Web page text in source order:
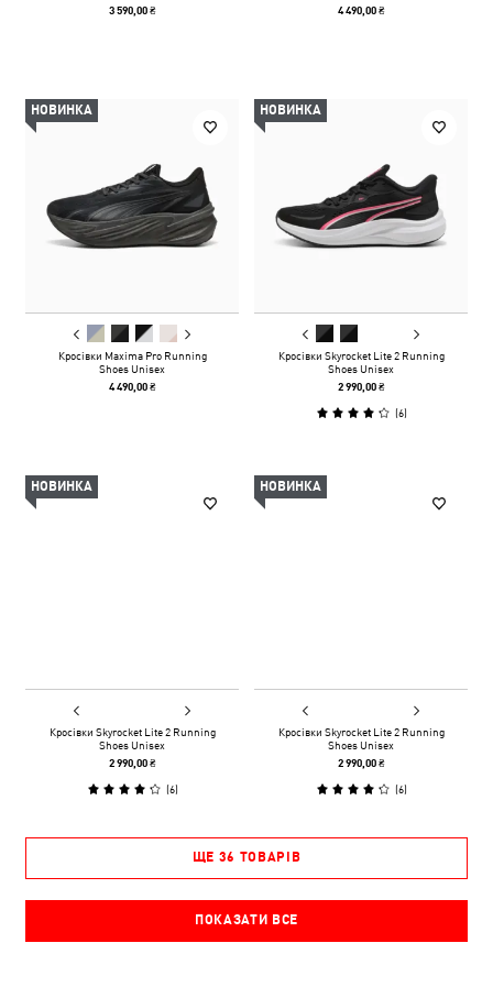
3 590,00 ₴ 4 490,00 ₴
НОВИНКА
Кросівки Maxima Pro Running
Shoes Unisex
4 490,00 ₴
НОВИНКА
Кросівки Skyrocket Lite 2 Running
Shoes Unisex
2 990,00 ₴
(6)
НОВИНКА
Кросівки Skyrocket Lite 2 Running
Shoes Unisex
2 990,00 ₴
(6)
НОВИНКА
Кросівки Skyrocket Lite 2 Running
Shoes Unisex
2 990,00 ₴
(6)
ЩЕ 36 ТОВАРІВ
ПОКАЗАТИ ВСЕ